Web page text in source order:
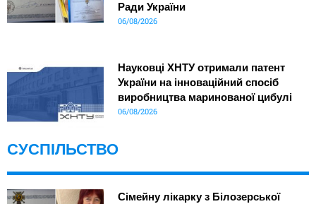
Ради України
06/08/2026
Науковці ХНТУ отримали патент
України на інноваційний спосіб
виробництва маринованої цибулі
06/08/2026
СУСПІЛЬСТВО
Сімейну лікарку з Білозерської